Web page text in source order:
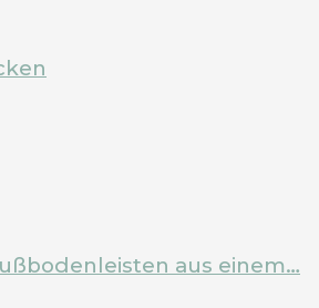
aus einem…